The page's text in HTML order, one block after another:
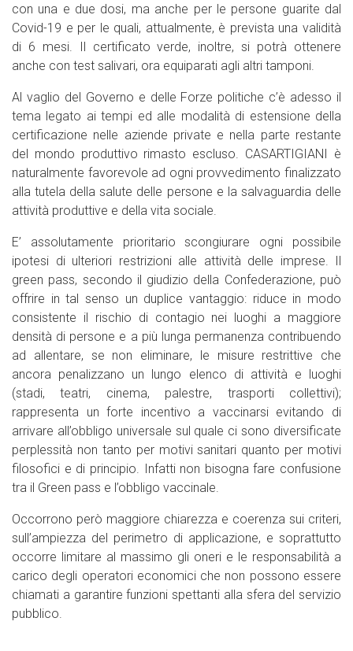
con una e due dosi, ma anche per le persone guarite dal
Covid-19 e per le quali, attualmente, è prevista una validità
di 6 mesi. Il certificato verde, inoltre, si potrà ottenere
anche con test salivari, ora equiparati agli altri tamponi.
Al vaglio del Governo e delle Forze politiche c’è adesso il
tema legato ai tempi ed alle modalità di estensione della
certificazione nelle aziende private e nella parte restante
del mondo produttivo rimasto escluso. CASARTIGIANI è
naturalmente favorevole ad ogni provvedimento finalizzato
alla tutela della salute delle persone e la salvaguardia delle
attività produttive e della vita sociale.
E’ assolutamente prioritario scongiurare ogni possibile
ipotesi di ulteriori restrizioni alle attività delle imprese. Il
green pass, secondo il giudizio della Confederazione, può
offrire in tal senso un duplice vantaggio: riduce in modo
consistente il rischio di contagio nei luoghi a maggiore
densità di persone e a più lunga permanenza contribuendo
ad allentare, se non eliminare, le misure restrittive che
ancora penalizzano un lungo elenco di attività e luoghi
(stadi, teatri, cinema, palestre, trasporti collettivi);
rappresenta un forte incentivo a vaccinarsi evitando di
arrivare all’obbligo universale sul quale ci sono diversificate
perplessità non tanto per motivi sanitari quanto per motivi
filosofici e di principio. Infatti non bisogna fare confusione
tra il Green pass e l’obbligo vaccinale.
Occorrono però maggiore chiarezza e coerenza sui criteri,
sull’ampiezza del perimetro di applicazione, e soprattutto
occorre limitare al massimo gli oneri e le responsabilità a
carico degli operatori economici che non possono essere
chiamati a garantire funzioni spettanti alla sfera del servizio
pubblico.